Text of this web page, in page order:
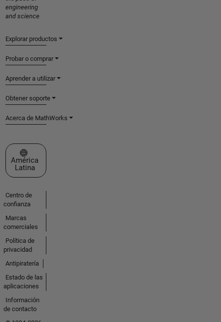
engineering
and science
Explorar productos
Probar o comprar
Aprender a utilizar
Obtener soporte
Acerca de MathWorks
Seleccione un país/idioma
América
Latina
Centro de
confianza
Marcas
comerciales
Política de
privacidad
Antipiratería
Estado de las
aplicaciones
Información
de contacto